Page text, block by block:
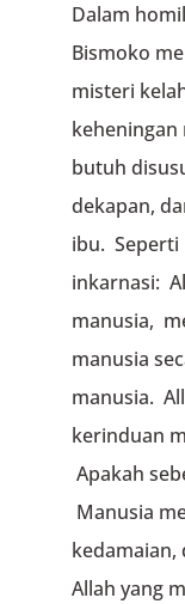
Dalam
Bismoko
misteri
keheningan
butuh
dekapan,
ibu. Seperti
inkarnasi:
manusia,
manusia
manusia.
kerinduan
Apakah
Manusia
kedamaian,
Allah yang